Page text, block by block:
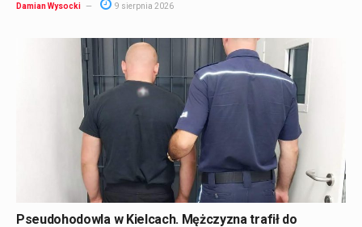
Damian Wysocki 9 sierpnia 2026
Pseudohodowla w Kielcach. Mężczyzna trafił do